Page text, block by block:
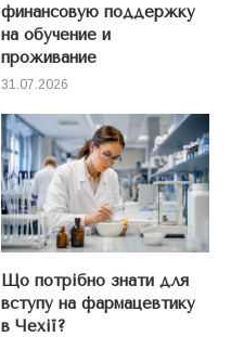
финансовую поддержку
на обучение и
проживание
31.07.2026
Що потрібно знати для
вступу на фармацевтику
в Чехії?